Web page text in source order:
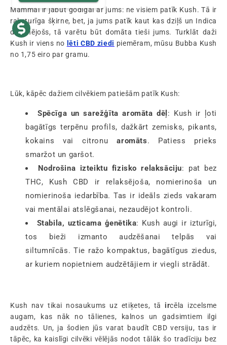
Mammai ir jābūt godīgai ar jums: ne visiem patīk Kush. Tā ir
raksturīga šķirne, bet, ja jums patīk kaut kas dziļš un Indica
dominējošs, tā varētu būt domāta tieši jums. Turklāt daži
Kush ir viens no lēti CBD ziedi piemēram, mūsu Bubba Kush
no 1,75 eiro par gramu.
Lūk, kāpēc dažiem cilvēkiem patiešām patīk Kush:
Spēcīga un sarežģīta aromāta dēļ : Kush ir ļoti
bagātīgs terpēnu profils, dažkārt zemisks, pikants,
kokains vai citronuaromāts. Patiess prieks
smaržot un garšot.
Nodrošina izteiktu fizisko relaksāciju: pat bez
THC, Kush CBD ir relaksējoša, nomierinoša un
nomierinoša iedarbība. Tas ir ideāls zieds vakaram
vai mentālai atslēgšanai, nezaudējot kontroli.
Stabila, uzticama ģenētika: Kush augi ir izturīgi,
tos bieži izmanto audzēšanai telpās vai
siltumnīcās. Tie ražo kompaktus, bagātīgus ziedus,
ar kuriem nopietniem audzētājiem ir viegli strādāt.
Kush nav tikai nosaukums uz etiķetes, tāircēla izcelsme
augam, kas nāk no tālienes, kalnos un gadsimtiem ilgi
audzēts. Un, ja šodien jūs varat baudīt CBD versiju, tas ir
tāpēc, ka kaislīgi cilvēki vēlējās nodot tālāk šo tradīciju bez